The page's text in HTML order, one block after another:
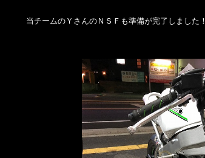
当チームのＹさんのＮＳＦも準備が完了しました！